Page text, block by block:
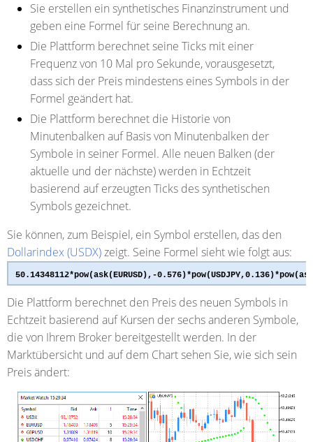
Sie erstellen ein synthetisches Finanzinstrument und
geben eine Formel für seine Berechnung an.
Die Plattform berechnet seine Ticks mit einer
Frequenz von 10 Mal pro Sekunde, vorausgesetzt,
dass sich der Preis mindestens eines Symbols in der
Formel geändert hat.
Die Plattform berechnet die Historie von
Minutenbalken auf Basis von Minutenbalken der
Symbole in seiner Formel. Alle neuen Balken (der
aktuelle und der nächste) werden in Echtzeit
basierend auf erzeugten Ticks des synthetischen
Symbols gezeichnet.
Sie können, zum Beispiel, ein Symbol erstellen, das den
Dollarindex (USDX)zeigt. Seine Formel sieht wie folgt aus:
50.14348112*pow(ask(EURUSD),-0.576)*pow(USDJPY,0.136)*pow
Die Plattform berechnet den Preis des neuen Symbols in
Echtzeit basierend auf Kursen der sechs anderen Symbole,
die von Ihrem Broker bereitgestellt werden. In der
Marktübersicht und auf dem Chart sehen Sie, wie sich sein
Preis ändert: